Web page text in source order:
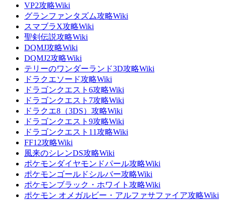
VP2攻略Wiki
グランファンタズム攻略Wiki
スマブラX攻略Wiki
聖剣伝説攻略Wiki
DQMJ攻略Wiki
DQMJ2攻略Wiki
テリーのワンダーランド3D攻略Wiki
ドラクエソード攻略Wiki
ドラゴンクエスト6攻略Wiki
ドラゴンクエスト7攻略Wiki
ドラクエ8（3DS）攻略Wiki
ドラゴンクエスト9攻略Wiki
ドラゴンクエスト11攻略Wiki
FF12攻略Wiki
風来のシレンDS攻略Wiki
ポケモンダイヤモンドパール攻略Wiki
ポケモンゴールドシルバー攻略Wiki
ポケモンブラック・ホワイト攻略Wiki
ポケモン オメガルビー・アルファサファイア攻略Wiki